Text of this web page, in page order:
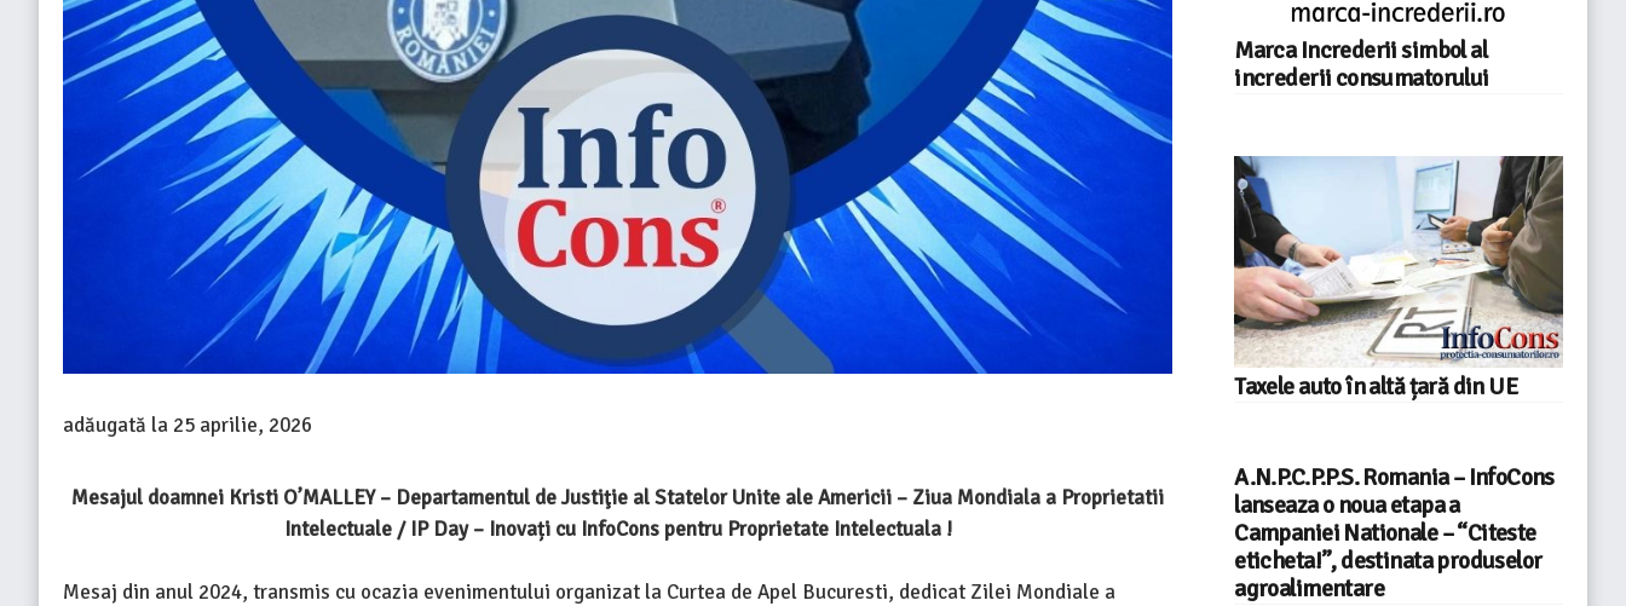
adăugată la 25 aprilie, 2026
Mesajul doamnei Kristi O’MALLEY – Departamentul de Justiţie al Statelor Unite ale Americii – Ziua Mondiala a Proprietatii
Intelectuale / IP Day – Inovați cu InfoCons pentru Proprietate Intelectuala !
Mesaj din anul 2024, transmis cu ocazia evenimentului organizat la Curtea de Apel Bucuresti, dedicat Zilei Mondiale a
Marca Increderii simbol al
increderii consumatorului
Taxele auto în altă țară din UE
A.N.P.C.P.P.S. Romania – InfoCons
lanseaza o noua etapa a
Campaniei Nationale – “Citeste
eticheta!”, destinata produselor
agroalimentare